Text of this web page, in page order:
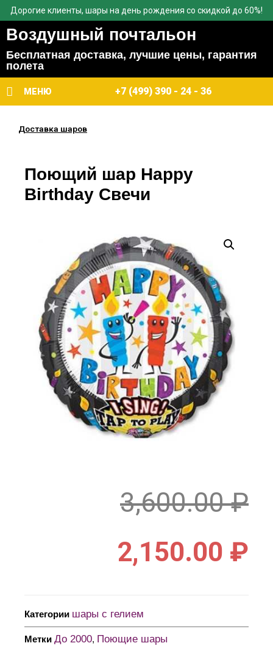
Дорогие клиенты, шары на день рождения со скидкой до 60%!
Воздушный почтальон
Бесплатная доставка, лучшие цены, гарантия
полета
МЕНЮ +7 (499) 390 - 24 - 36
Доставка шаров
Поющий шар Happy
Birthday Свечи
3,600.00₽
2,150.00 ₽
Категории шары с гелием
Метки До 2000, Поющие шары